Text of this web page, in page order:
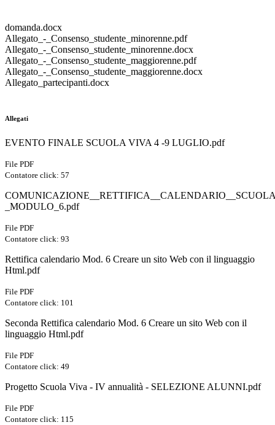
domanda.docx
Allegato_-_Consenso_studente_minorenne.pdf
Allegato_-_Consenso_studente_minorenne.docx
Allegato_-_Consenso_studente_maggiorenne.pdf
Allegato_-_Consenso_studente_maggiorenne.docx
Allegato_partecipanti.docx
Allegati
EVENTO FINALE SCUOLA VIVA 4 -9 LUGLIO.pdf
File PDF
Contatore click: 57
_MODULO_6.pdf
File PDF
Contatore click: 93
Rettifica calendario Mod. 6 Creare un sito Web con il linguaggio
Html.pdf
File PDF
Contatore click: 101
Seconda Rettifica calendario Mod. 6 Creare un sito Web con il
linguaggio Html.pdf
File PDF
Contatore click: 49
Progetto Scuola Viva - IV annualità - SELEZIONE ALUNNI.pdf
File PDF
Contatore click: 115